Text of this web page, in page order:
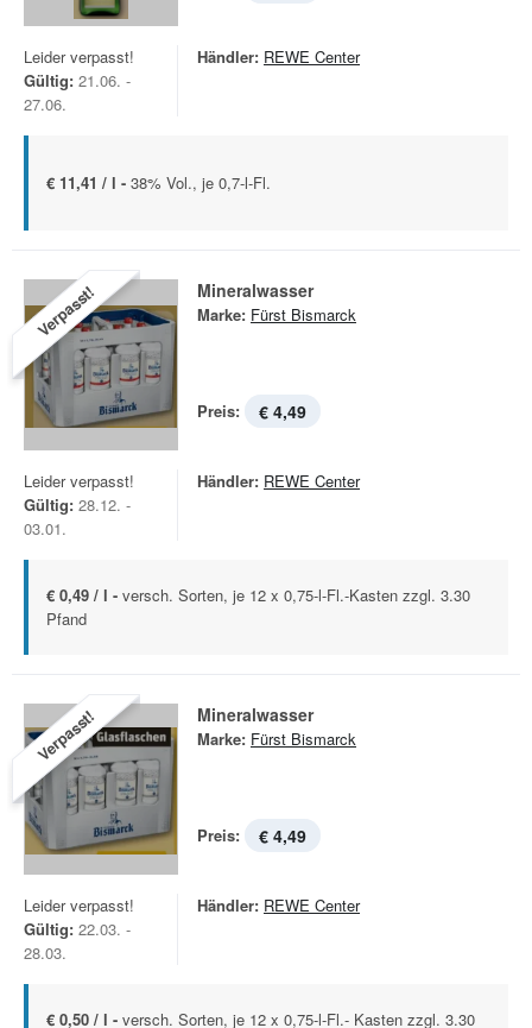
Leider verpasst!
Gültig: 21.06. -
27.06.
Händler: REWE Center
€ 11,41 / l - 38% Vol., je 0,7-l-Fl.
Verpasst! Mineralwasser
Marke: Fürst Bismarck
Preis: € 4,49
Leider verpasst!
Gültig: 28.12. -
03.01.
Händler: REWE Center
€ 0,49 / l - versch. Sorten, je 12 x 0,75-l-Fl.-Kasten zzgl. 3.30
Pfand
Verpasst! Mineralwasser
Marke: Fürst Bismarck
Preis: € 4,49
Leider verpasst!
Gültig: 22.03. -
28.03.
Händler: REWE Center
€ 0,50 / l - versch. Sorten, je 12 x 0,75-l-Fl.- Kasten zzgl. 3.30